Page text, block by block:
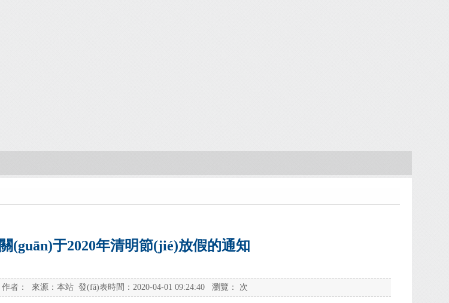
關(guān)于2020年清明節(jié)放假的通知
作者： 來源：本站 發(fā)表時間：2020-04-01 09:24:40 瀏覽： 次